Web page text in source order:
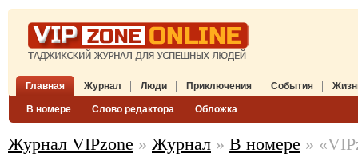
Главная Журнал
В номере Слово редактора Обложка
Люди Приключения События
Журнал VIPzone » Журнал » В номере »